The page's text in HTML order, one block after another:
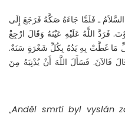
ـ فَلَمَّا جَاءَهُ صَكَّهُ فَرَجَعَ إِلَى
فَرَدَّ اللَّهُ عَلَيْهِ عَيْنَهُ وَقَالَ ارْجِعْ
مَا غَطَّتْ بِهِ يَدُهُ بِكُلِّ شَعْرَةٍ سَنَةٌ‏.‏
فَالآنَ‏.‏ فَسَأَلَ اللَّهَ أَنْ يُدْنِيَهُ مِنَ
„Anděl smrti byl vyslán